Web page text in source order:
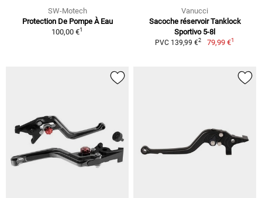
SW-Motech
Protection De Pompe À Eau
100,00 €1
Vanucci
Sacoche réservoir Tanklock
Sportivo 5-8l
PVC 139,99 €2 79,99 €1